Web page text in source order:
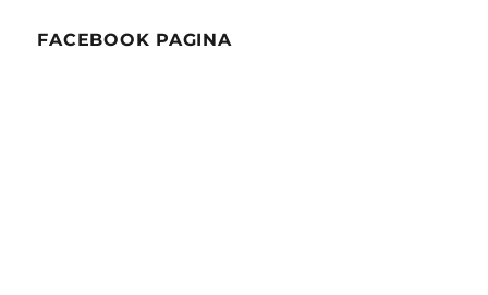
FACEBOOK PAGINA